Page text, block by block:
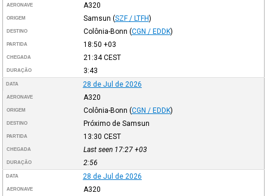
AERONAVE A320
ORIGEM Samsun (SZF / LTFH)
DESTINO Colônia-Bonn (CGN / EDDK)
PARTIDA 18:50 +03
CHEGADA 21:34CEST
DURAÇÃO 3:43
DATA 28 de Jul de 2026
AERONAVE A320
ORIGEM Colônia-Bonn (CGN / EDDK)
DESTINO Próximo de Samsun
PARTIDA 13:30 CEST
CHEGADA Last seen 17:27 +03
DURAÇÃO 2:56
DATA 28 de Jul de 2026
AERONAVE A320